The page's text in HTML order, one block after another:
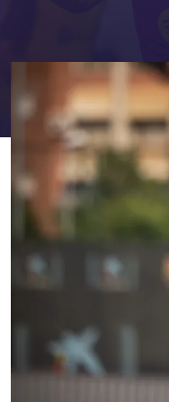
FC Barcelona club badge